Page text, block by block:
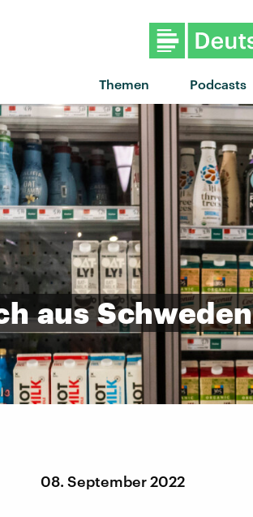
Themen Podcasts
aus Schweden
08. September 2022